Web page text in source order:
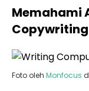
Memahami
Copywriting
Foto oleh Monfocus